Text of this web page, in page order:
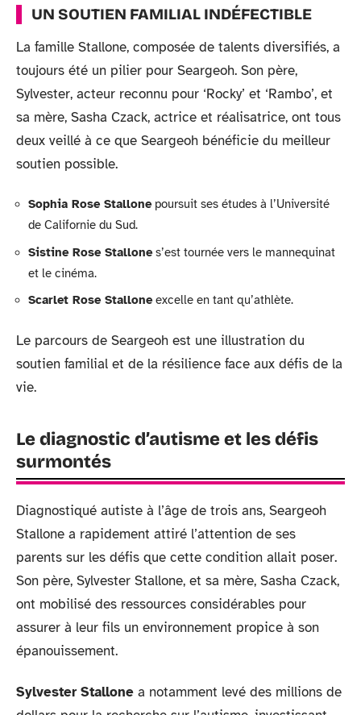
UN SOUTIEN FAMILIAL INDÉFECTIBLE
La famille Stallone, composée de talents diversifiés, a
toujours été un pilier pour Seargeoh. Son père,
Sylvester, acteur reconnu pour ‘Rocky’ et ‘Rambo’, et
sa mère, Sasha Czack, actrice et réalisatrice, ont tous
deux veillé à ce que Seargeoh bénéficie du meilleur
soutien possible.
Sophia Rose Stallonepoursuit ses études à l’Université
de Californie du Sud.
Sistine Rose Stallones’est tournée vers le mannequinat
et le cinéma.
Scarlet Rose Stalloneexcelle en tant qu’athlète.
Le parcours de Seargeoh est une illustration du
soutien familial et de la résilience face aux défis de la
vie.
Le diagnostic d’autisme et les défis
surmontés
Diagnostiqué autiste à l’âge de trois ans, Seargeoh
Stallone a rapidement attiré l’attention de ses
parents sur les défis que cette condition allait poser.
Son père, Sylvester Stallone, et sa mère, Sasha Czack,
ont mobilisé des ressources considérables pour
assurer à leur fils un environnement propice à son
épanouissement.
Sylvester Stallone a notamment levé des millions de